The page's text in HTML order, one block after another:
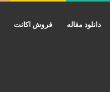
دانلود مقاله فروش اکانت